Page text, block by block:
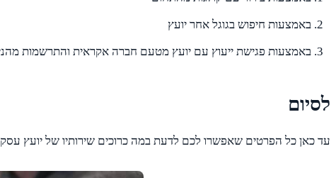
באמצעות חיפוש בגוגל אחר יועץ
באמצעות פגישת ייעוץ עם יועץ מטעם חברה אקראית והתרשמות
לסיום
עד כאן כל הפרטים שאפשרו לכם לדעת במה כרוכים שירותיו של יועץ